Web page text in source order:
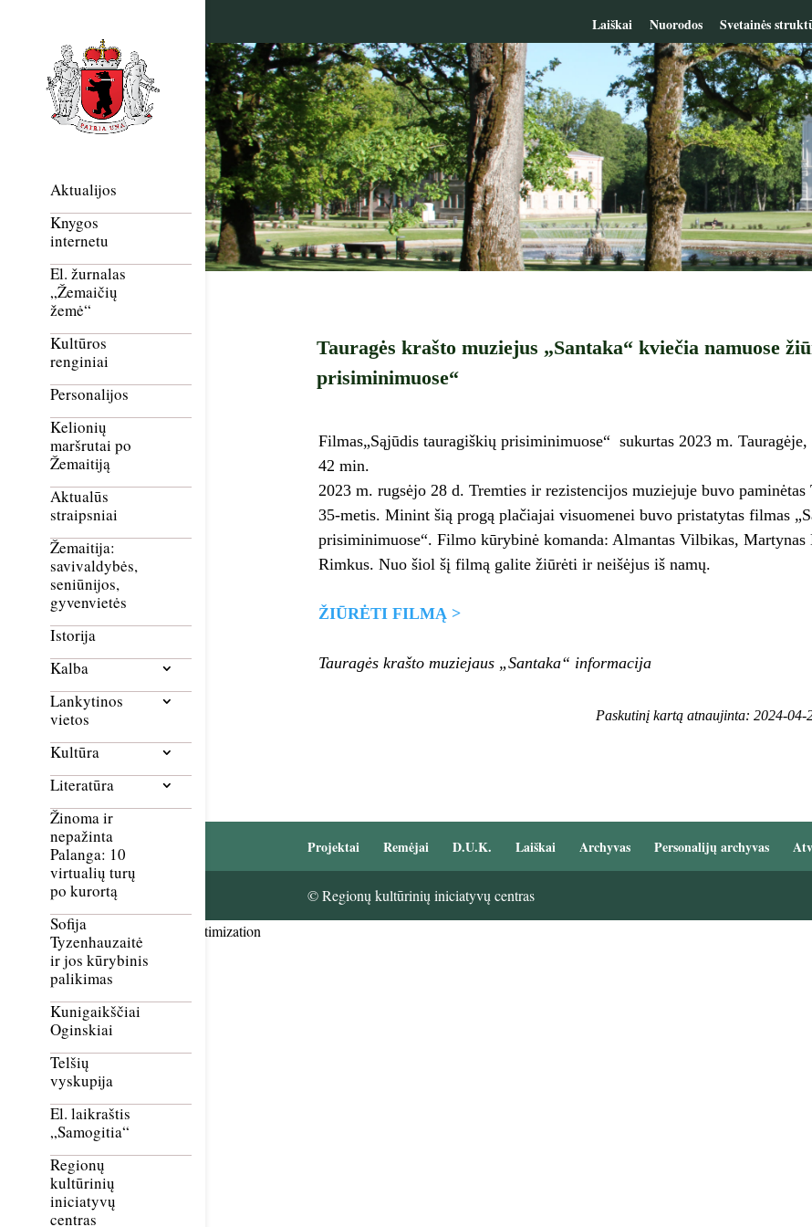
Laiškai Nuorodos Svetainės
Aktualijos
Knygos
internetu
El. žurnalas
„Žemaičių
žemė“
Kultūros
renginiai
Personalijos
Kelionių
maršrutai po
Žemaitiją
Aktualūs
straipsniai
Žemaitija:
savivaldybės,
seniūnijos,
gyvenvietės
Istorija
Kalba
Lankytinos
vietos
Kultūra
Literatūra
Žinoma ir
nepažinta
Palanga: 10
virtualių turų
po kurortą
Sofija
Tyzenhauzaitė
ir jos kūrybinis
palikimas
Kunigaikščiai
Oginskiai
Telšių
vyskupija
El. laikraštis
„Samogitia“
Regionų
kultūrinių
iniciatyvų
centras
Tauragės krašto muziejus „Santaka“ kviečia namuose
prisiminimuose“
Filmas„Sąjūdis tauragiškių prisiminimuose“ sukurtas 2023 m.
42 min.
2023 m. rugsėjo 28 d. Tremties ir rezistencijos muziejuje buvo paminėtas
35-metis. Minint šią progą plačiajai visuomenei buvo pristatytas filmas
prisiminimuose“. Filmo kūrybinė komanda: Almantas Vilbikas, Martynas
Rimkus. Nuo šiol šį filmą galite žiūrėti ir neišėjus iš namų.
ŽIŪRĖTI FILMĄ >
Tauragės krašto muziejaus „Santaka“ informacija
Paskutinį kartą atnaujinta: 2024-04-
Projektai Remėjai D.U.K. Laiškai Archyvas Personalijų archyvas
© Regionų kultūrinių iniciatyvų centras
Smush Image Compression and Optimization